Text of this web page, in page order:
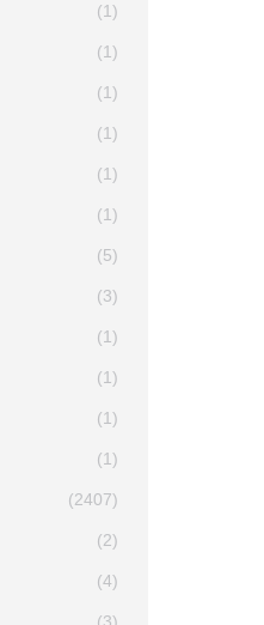
(1)
(1)
(1)
(1)
(1)
(1)
(5)
(3)
(1)
(1)
(1)
(1)
(2407)
(2)
(4)